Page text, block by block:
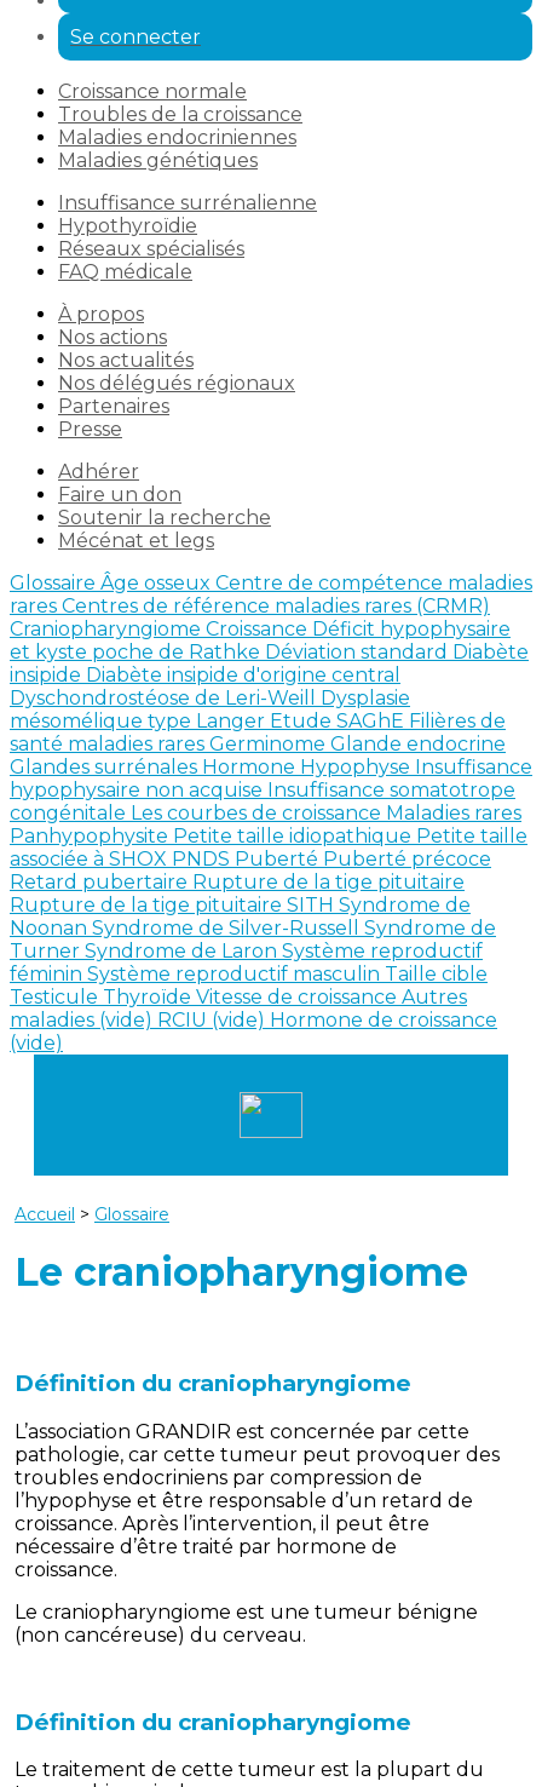
Se connecter
Croissance normale
Troubles de la croissance
Maladies endocriniennes
Maladies génétiques
Insuffisance surrénalienne
Hypothyroïdie
Réseaux spécialisés
FAQ médicale
À propos
Nos actions
Nos actualités
Nos délégués régionaux
Partenaires
Presse
Adhérer
Faire un don
Soutenir la recherche
Mécénat et legs
Glossaire Âge osseux Centre de compétence maladies
rares Centres de référence maladies rares (CRMR)
Craniopharyngiome Croissance Déficit hypophysaire
et kyste poche de Rathke Déviation standard Diabète
insipide Diabète insipide d'origine central
Dyschondrostéose de Leri-Weill Dysplasie
mésomélique type Langer Etude SAGhE Filières de
santé maladies rares Germinome Glande endocrine
Glandes surrénales Hormone Hypophyse Insuffisance
hypophysaire non acquise Insuffisance somatotrope
congénitale Les courbes de croissance Maladies rares
Panhypophysite Petite taille idiopathique Petite taille
associée à SHOX PNDS Puberté Puberté précoce
Retard pubertaire Rupture de la tige pituitaire
Rupture de la tige pituitaire SITH Syndrome de
Noonan Syndrome de Silver-Russell Syndrome de
Turner Syndrome de Laron Système reproductif
féminin Système reproductif masculin Taille cible
Testicule Thyroïde Vitesse de croissance Autres
maladies (vide) RCIU (vide) Hormone de croissance
(vide)
Accueil > Glossaire
Le craniopharyngiome
Définition du craniopharyngiome
L’association GRANDIR est concernée par cette
pathologie, car cette tumeur peut provoquer des
troubles endocriniens par compression de
l’hypophyse et être responsable d’un retard de
croissance. Après l’intervention, il peut être
nécessaire d’être traité par hormone de
croissance.
Le craniopharyngiome est une tumeur bénigne
(non cancéreuse) du cerveau.
Définition du craniopharyngiome
Le traitement de cette tumeur est la plupart du